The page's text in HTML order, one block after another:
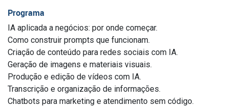
Programa
IA aplicada a negócios: por onde começar.
Como construir prompts que funcionam.
Criação de conteúdo para redes sociais com IA.
Geração de imagens e materiais visuais.
Produção e edição de vídeos com IA.
Transcrição e organização de informações.
Chatbots para marketing e atendimento sem código.